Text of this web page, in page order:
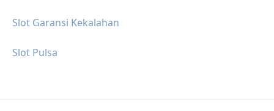
Slot Garansi Kekalahan
Slot Pulsa